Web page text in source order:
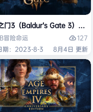
Space Marine 2）免安装
门3（Baldur’s Gate 3）免安
冒险命运
127
期：2023-8-3
8月4日 更新